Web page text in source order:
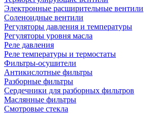
Электронные расширительные вентили
Соленоидные вентили
Регуляторы давления и температуры
Регуляторы уровня масла
Реле давления
Реле температуры и термостаты
Фильтры-осушители
Антикислотные фильтры
Разборные фильтры
Сердечники для разборных фильтров
Маслянные фильтры
Смотровые стекла